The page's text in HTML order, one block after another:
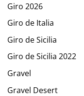
Giro 2026
Giro de Italia
Giro de Sicilia
Giro de Sicilia 2022
Gravel
Gravel Desert